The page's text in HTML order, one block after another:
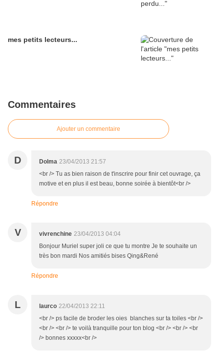
mes petits lecteurs...
Commentaires
Ajouter un commentaire
D Dolma 23/04/2013 21:57
<br /> Tu as bien raison de t'inscrire pour finir cet ouvrage, ça
motive et en plus il est beau, bonne soirée à bientôt<br />
Répondre
V vivrenchine 23/04/2013 04:04
Bonjour Muriel super joli ce que tu montre Je te souhaite un
très bon mardi Nos amitiés bises Qing&René
Répondre
L laurco 22/04/2013 22:11
<br /> ps facile de broder les oies blanches sur ta toiles <br />
<br /> <br /> te voilà tranquille pour ton blog <br /> <br /> <br
/> bonnes xxxxx<br />